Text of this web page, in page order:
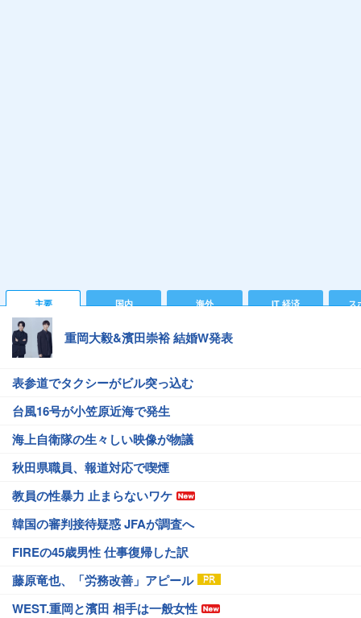
主要 国内 海外 IT 経済 ス
重岡大毅&濱田崇裕 結婚W発表
表参道でタクシーがビル突っ込む
台風16号が小笠原近海で発生
海上自衛隊の生々しい映像が物議
秋田県職員、報道対応で喫煙
教員の性暴力 止まらないワケ
韓国の審判接待疑惑 JFAが調査へ
FIREの45歳男性 仕事復帰した訳
藤原竜也、「労務改善」アピール
WEST.重岡と濱田 相手は一般女性